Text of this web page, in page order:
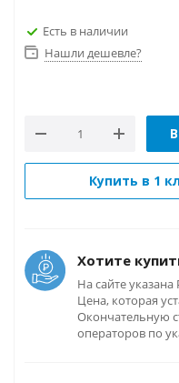
Есть в наличии
Нашли дешевле?
Купить в 1
Хотите
На сайте
Цена, которая
Окончательную
операторов по